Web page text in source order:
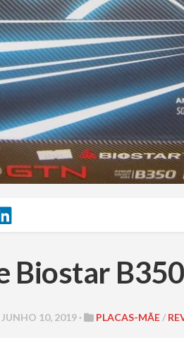
Biostar
JUNHO 10, 2019 · PLACAS-MÃE/